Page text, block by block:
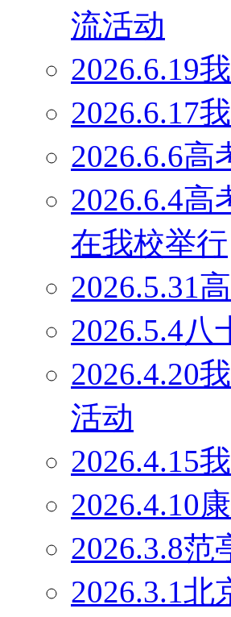
流活动
2026.6.19
2026.6.17
2026.6.6高
2026.6.4
在我校举行
2026.5.31
2026.5.4八
2026.4.20
活动
2026.4.15
2026.4.10
2026.3.8
2026.3.1